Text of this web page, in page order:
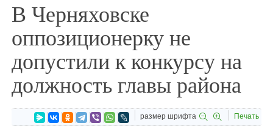
В Черняховске
оппозиционерку не
допустили к конкурсу на
должность главы района
размер шрифта Печать